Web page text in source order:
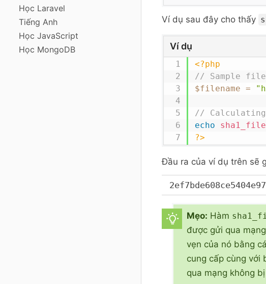
Học Laravel
Tiếng Anh
Học JavaScript
Học MongoDB
Ví dụ sau đây cho thấy
Ví dụ
<?php
// Sample file
$filename =
// Calculating
echo
sha1_file
?>
Đầu ra của ví dụ trên sẽ
Mẹo: Hàm
được gửi qua
vẹn của nó bằng
cung cấp cùng với
qua mạng không